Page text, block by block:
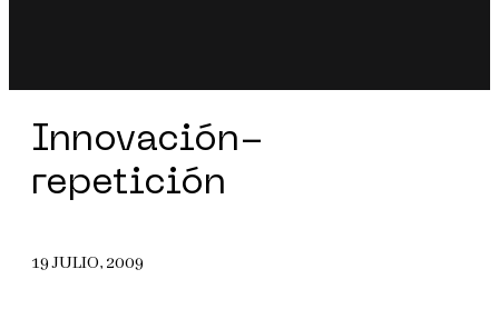
Innovación-
repetición
19 JULIO, 2009